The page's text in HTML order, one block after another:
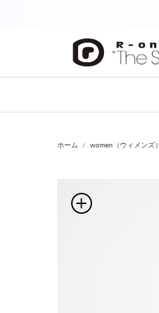
ホーム women（ウィメンズ）